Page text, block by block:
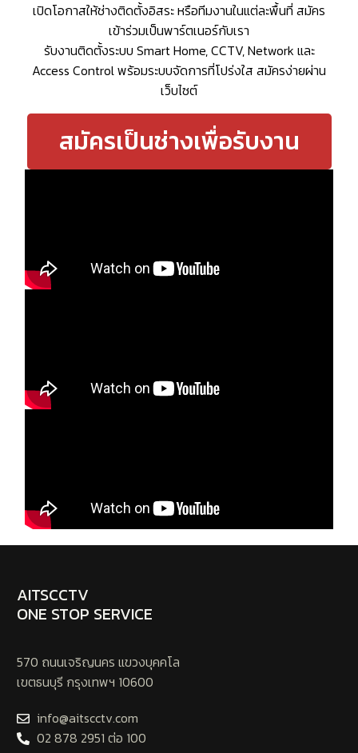
เปิดโอกาสให้ช่างติดตั้งอิสระ หรือทีมงานในแต่ละพื้นที่ สมัคร
เข้าร่วมเป็นพาร์ตเนอร์กับเรา
รับงานติดตั้งระบบ Smart Home, CCTV, Network และ
Access Control พร้อมระบบจัดการที่โปร่งใส สมัครง่ายผ่าน
เว็บไซต์
สมัครเป็นช่างเพื่อรับงาน
AITSCCTV
ONE STOP SERVICE
570 ถนนเจริญนคร แขวงบุคคโล
เขตธนบุรี กรุงเทพฯ 10600
info@aitscctv.com
02 878 2951 ต่อ 100